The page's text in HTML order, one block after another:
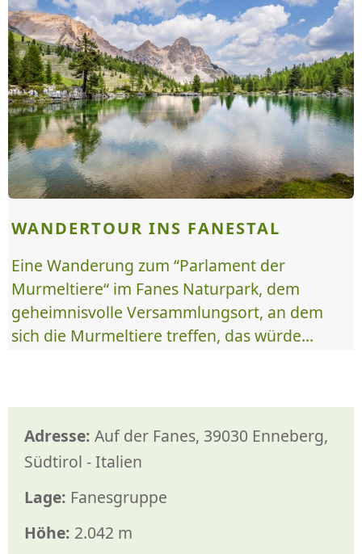
Adresse: Auf der Fanes, 39030 Enneberg,
Südtirol - Italien
Lage: Fanesgruppe
Höhe: 2.042 m
WANDERTOUR INS FANESTAL
Eine Wanderung zum “Parlament der
Murmeltiere“ im Fanes Naturpark, dem
geheimnisvolle Versammlungsort, an dem
sich die Murmeltiere treffen, das würde...